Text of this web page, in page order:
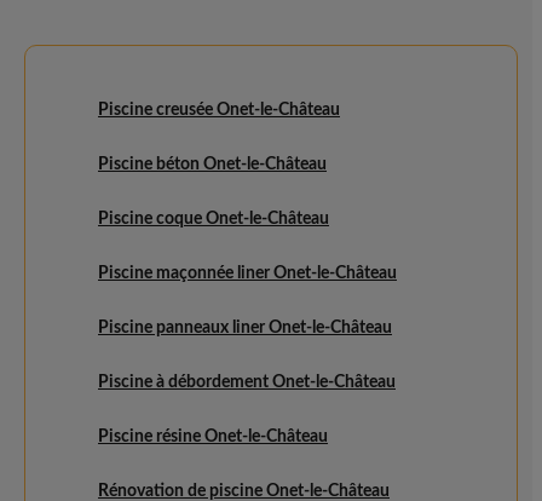
Piscine creusée Onet-le-Château
Piscine béton Onet-le-Château
Piscine coque Onet-le-Château
Piscine maçonnée liner Onet-le-Château
Piscine panneaux liner Onet-le-Château
Piscine à débordement Onet-le-Château
Piscine résine Onet-le-Château
Rénovation de piscine Onet-le-Château